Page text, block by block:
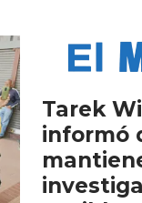
Tarek
informó